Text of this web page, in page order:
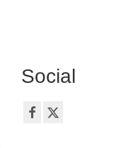
Social